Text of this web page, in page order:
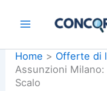
Home
Offerte di
Assunzioni
Scalo